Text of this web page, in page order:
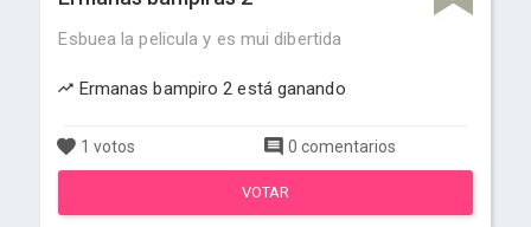
Esbuea la pelicula y es mui dibertida
Ermanas bampiro 2 está ganando
1 votos 0 comentarios
VOTAR